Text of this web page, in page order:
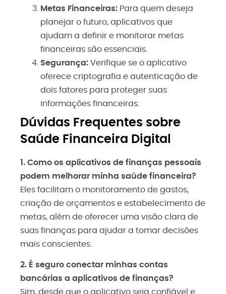
Metas Financeiras: Para quem deseja
planejar o futuro, aplicativos que
ajudam a definir e monitorar metas
financeiras são essenciais.
Segurança: Verifique se o aplicativo
oferece criptografia e autenticação de
dois fatores para proteger suas
informações financeiras.
Dúvidas Frequentes sobre
Saúde Financeira Digital
1. Como os aplicativos de finanças pessoais
podem melhorar minha saúde financeira?
Eles facilitam o monitoramento de gastos,
criação de orçamentos e estabelecimento de
metas, além de oferecer uma visão clara de
suas finanças para ajudar a tomar decisões
mais conscientes.
2. É seguro conectar minhas contas
bancárias a aplicativos de finanças?
Sim, desde que o aplicativo seja confiável e